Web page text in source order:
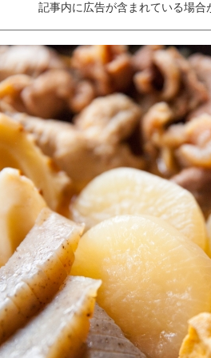
記事内に広告が含まれている場合